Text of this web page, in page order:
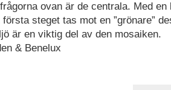
ovan är de centrala. Med
steget tas mot en ”grönare”
är en viktig del av den mosaiken.
& Benelux